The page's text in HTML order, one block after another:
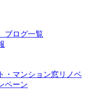
ブログ一覧
・マンション窓リノベ
ペーン